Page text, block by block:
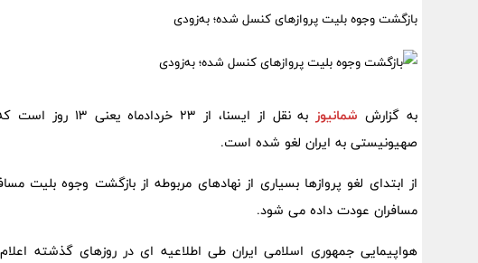
بازگشت وجوه بلیت پروازهای کنسل شده؛ به‌زودی
به گزارش شمانیوز
به نقل از ایسنا،
صهیونیستی به ایران لغو شده است.
از ابتدای لغو پروازها بسیاری از نهادهای مربوطه از بازگشت وجوه بلیت
مسافران عودت داده می شود.
هواپیمایی جمهوری اسلامی ایران طی اطلاعیه ای در روزهای گذشته